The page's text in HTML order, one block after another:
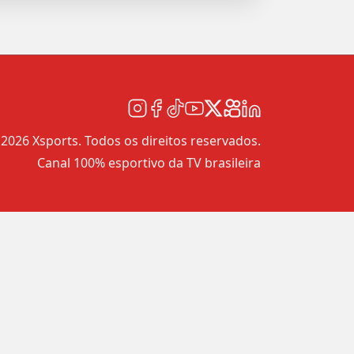
Xsports. Todos os direitos reservados.
Canal 100% esportivo da TV brasileira